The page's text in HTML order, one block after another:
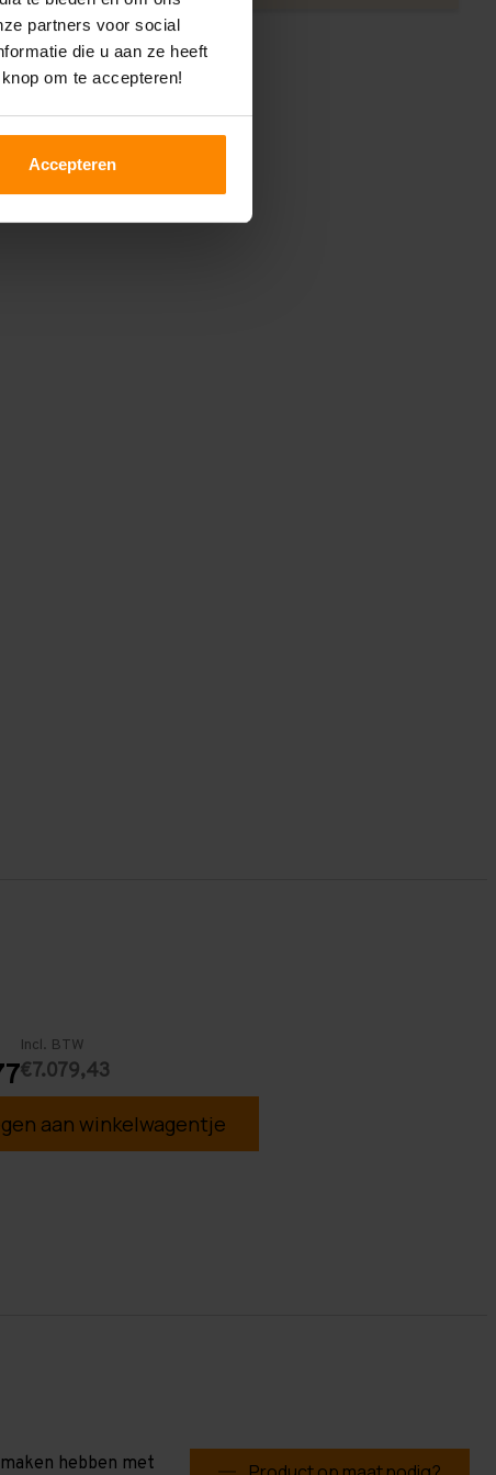
partners voor social
die u aan ze heeft
om te accepteren!
Accepteren
Incl. BTW
€7.079,43
aan winkelwagentje
hebben met